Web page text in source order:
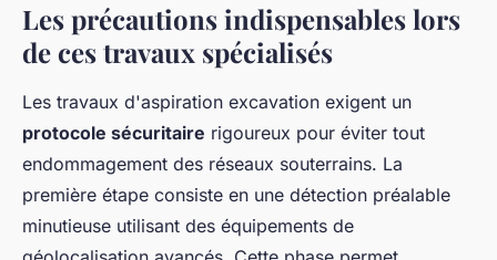
Les précautions indispensables lors
de ces travaux spécialisés
Les travaux d'aspiration excavation exigent un
protocole sécuritaire rigoureux pour éviter tout
endommagement des réseaux souterrains. La
première étape consiste en une détection préalable
minutieuse utilisant des équipements de